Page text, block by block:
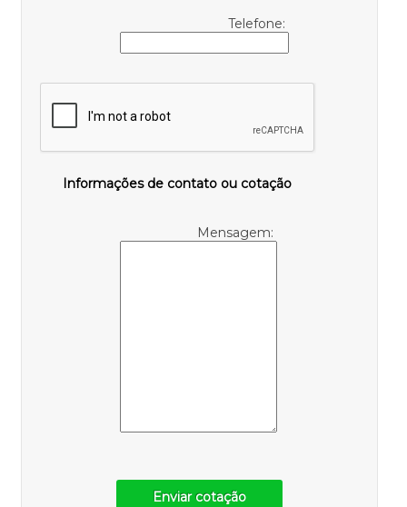
Telefone:
Informações de contato ou cotação
Mensagem:
Enviar cotação